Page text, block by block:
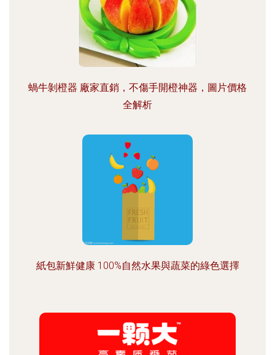
蝸牛剝橙器 廠家直銷，不傷手開橙神器，圖片價格
全解析
紙包新鮮健康 100%自然水果與蔬菜的綠色選擇